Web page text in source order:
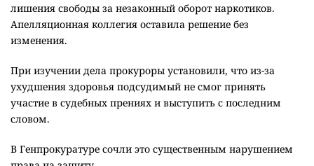
лишения свободы за незаконный оборот наркотиков.
Апелляционная коллегия оставила решение без
изменения.
При изучении дела прокуроры установили, что из-за
ухудшения здоровья подсудимый не смог принять
участие в судебных прениях и выступить с последним
словом.
В Генпрокуратуре сочли это существенным нарушением